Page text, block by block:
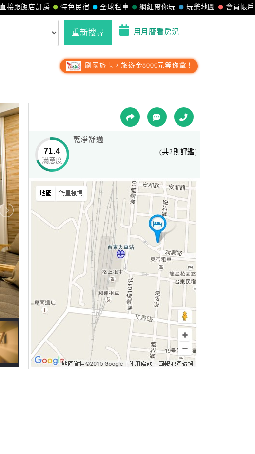
會員帳戶
玩樂地圖
網紅帶你玩
全球租車
特色民宿
直接跟飯店訂房
重新搜尋 用月曆看房況
刷國旅卡，旅遊金8000元等你拿！
71.4
滿意度
乾淨舒適
(共2則評鑑)